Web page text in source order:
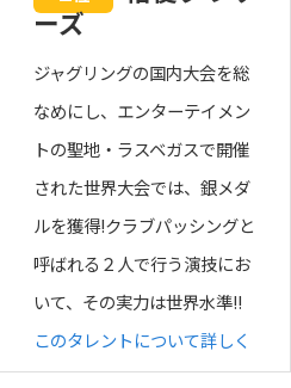
ーズ
ジャグリングの国内大会を総
なめにし、エンターテイメン
トの聖地・ラスベガスで開催
された世界大会では、銀メダ
ルを獲得!クラブパッシングと
呼ばれる２人で行う演技にお
いて、その実力は世界水準!!
このタレントについて詳しく